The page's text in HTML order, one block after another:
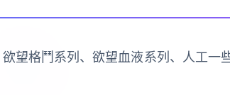
望格鬥系列、欲望血液系列、人工一